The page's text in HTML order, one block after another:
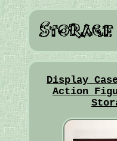
Display
Action